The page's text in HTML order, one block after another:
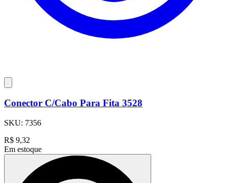
Conector C/Cabo Para Fita 3528
SKU: 7356
R$ 9,32
Em estoque